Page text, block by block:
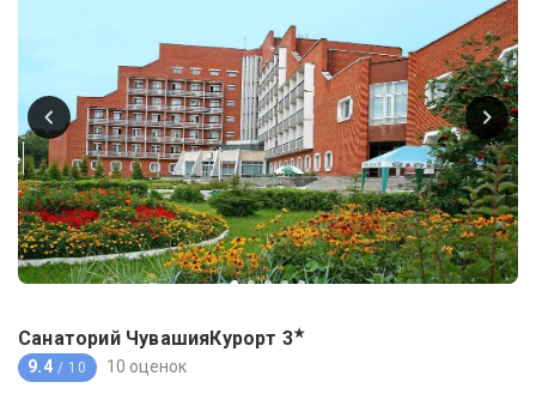
Санаторий ЧувашияКурорт 3★
9.4 / 10 10 оценок